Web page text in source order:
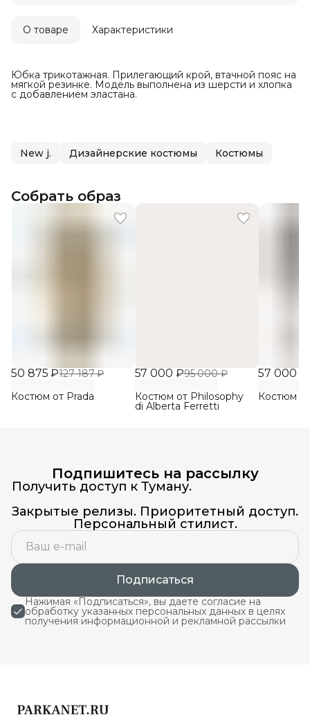
Оплата после примерки
О товаре Характеристики
Юбка трикотажная. Прилегающий крой, втачной пояс на
мягкой резинке. Модель выполнена из шерсти и хлопка
с добавлением эластана.
New j. Дизайнерские костюмы Костюмы
Собрать образ
50 875 ₽127 187 ₽
Костюм от Prada
57 000 ₽95 000 ₽
Костюм от Philosophy
di Alberta Ferretti
57 000 ₽
Костюм
Подпишитесь на рассылку
Получить доступ к Туману.
Закрытые релизы. Приоритетный доступ.
Персональный стилист.
Подписаться
Нажимая «Подписаться», вы даете согласие на
обработку указанных персональных данных в целях
получения информационной и рекламной рассылки